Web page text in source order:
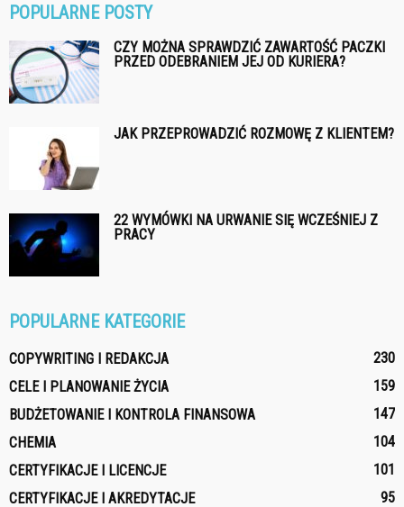
POPULARNE POSTY
CZY MOŻNA SPRAWDZIĆ ZAWARTOŚĆ PACZKI
PRZED ODEBRANIEM JEJ OD KURIERA?
JAK PRZEPROWADZIĆ ROZMOWĘ Z KLIENTEM?
22 WYMÓWKI NA URWANIE SIĘ WCZEŚNIEJ Z
PRACY
POPULARNE KATEGORIE
COPYWRITING I REDAKCJA
230
CELE I PLANOWANIE ŻYCIA
159
BUDŻETOWANIE I KONTROLA FINANSOWA
147
CHEMIA
104
CERTYFIKACJE I LICENCJE
101
CERTYFIKACJE I AKREDYTACJE
95